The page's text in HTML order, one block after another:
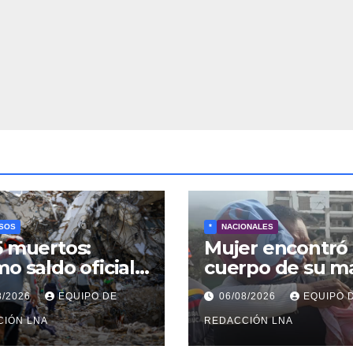
muertos:
saldo oficial
de
continúa
los escombros
2026 EQUIPO DE
LNA
* NACIONALES
Mujer encontró
cuerpo de su
tras 40 días de
búsqueda en
Tanaguarena
06/08/2026 EQUIPO
REDACCIÓN LNA